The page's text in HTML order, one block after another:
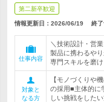
第二新卒歓迎
情報更新日：2026/06/19 終了
仕事内容
＼技術設計・営
製品に携わるや
専門スキルを磨け
対象と
なる方
【モノづくりや
の採用■主体的に
しい挑戦をした